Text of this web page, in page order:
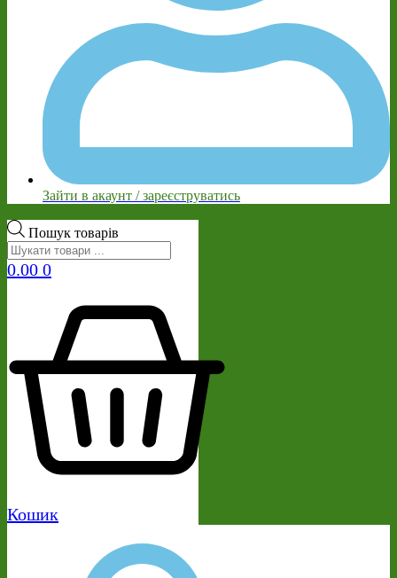
Зайти в акаунт / зареєструватись
Пошук товарів
0.00 0
Кошик